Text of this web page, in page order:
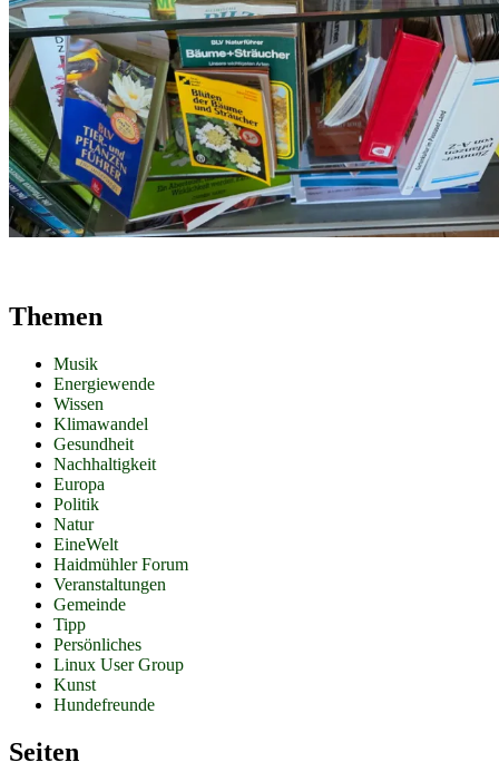
Themen
Musik
Energiewende
Wissen
Klimawandel
Gesundheit
Nachhaltigkeit
Europa
Politik
Natur
EineWelt
Haidmühler Forum
Veranstaltungen
Gemeinde
Tipp
Persönliches
Linux User Group
Kunst
Hundefreunde
Seiten